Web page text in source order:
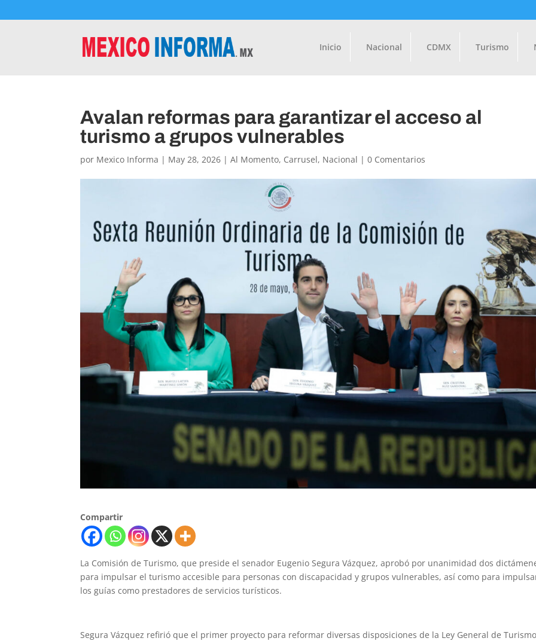
Inicio Nacional CDMX Turismo
Avalan reformas para garantizar el acceso al
turismo a grupos vulnerables
por Mexico Informa | May 28, 2026 |Al Momento, Carrusel, Nacional |0 Comentarios
Compartir
La Comisión de Turismo, que preside el senador Eugenio Segura Vázquez, aprobó por unanimidad dos
para impulsar el turismo accesible para personas con discapacidad y grupos vulnerables, así como para
los guías como prestadores de servicios turísticos.
Segura Vázquez refirió que el primer proyecto para reformar diversas disposiciones de la Ley General de Turismo